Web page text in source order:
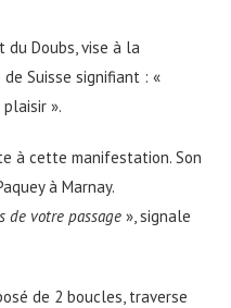
Doubs, vise à la
Suisse signifiant : «
».
à cette manifestation. Son
à Marnay.
de votre passage », signale
de 2 boucles, traverse